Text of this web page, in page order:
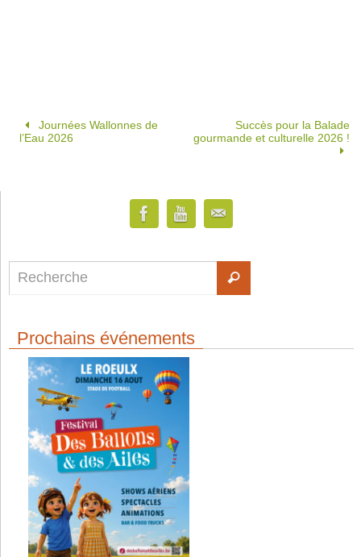
Journées Wallonnes de
l’Eau 2026
Succès pour la Balade
gourmande et culturelle 2026 !
Prochains événements